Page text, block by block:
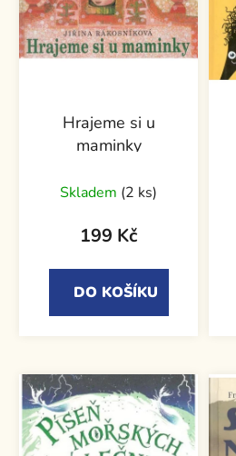
Hrajeme si u
maminky
Skladem (2 ks)
199 Kč
DO KOŠÍKU